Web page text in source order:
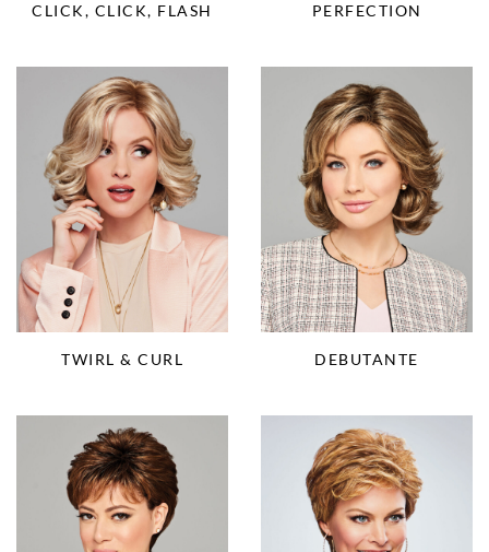
CLICK, CLICK, FLASH PERFECTION
TWIRL & CURL DEBUTANTE